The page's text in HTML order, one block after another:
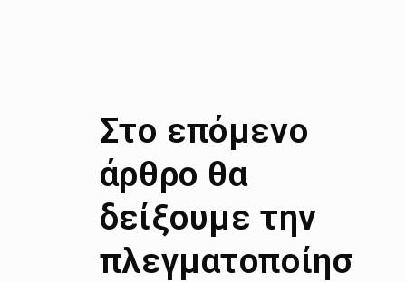
Στο επόμενο
άρθρο θα
δείξουμε την
πλεγματοποίησ